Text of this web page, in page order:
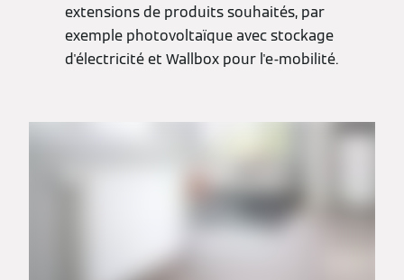
extensions de produits souhaités, par
exemple photovoltaïque avec stockage
d'électricité et Wallbox pour l'e-mobilité.